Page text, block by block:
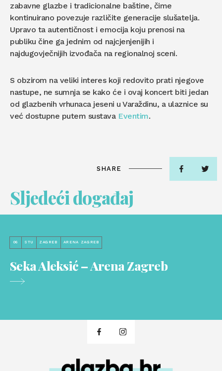
zabavne glazbe i tradicionalne baštine, čime
kontinuirano povezuje različite generacije slušatelja.
Upravo ta autentičnost i emocija koju prenosi na
publiku čine ga jednim od najcjenjenijih i
najdugovječnijih izvođača na regionalnoj sceni.
S obzirom na veliki interes koji redovito prati njegove
nastupe, ne sumnja se kako će i ovaj koncert biti jedan
od glazbenih vrhunaca jeseni u Varaždinu, a ulaznice su
već dostupne putem sustava Eventim.
SHARE
Sljedeći događaj
06 STU ZAGREB ARENA ZAGREB
Seka Aleksić – Arena Zagreb